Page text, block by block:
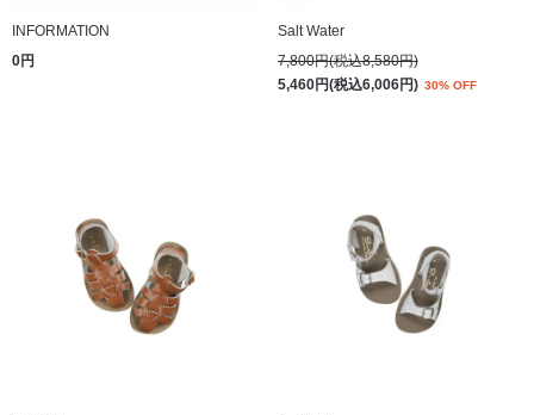
INFORMATION
0円
Salt Water
7,800円(税込8,580円)
5,460円(税込6,006円) 30% OFF